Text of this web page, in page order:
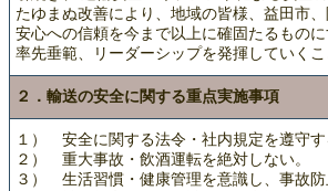
たゆまぬ改善により、地域の皆様、益田市
安心への信頼を今まで以上に確固たるもの
率先垂範、リーダーシップを発揮していくこ
２．輸送の安全に関する重点実施事項
１） 安全に関する法令・社内規定を遵守す
２） 重大事故・飲酒運転を絶対しない。
３） 生活習慣・健康管理を意識し、事故防